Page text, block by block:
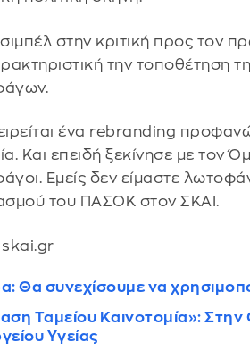
στην κριτική προς τον
την τοποθέτηση
ένα rebranding
Και επειδή ξεκίνησε με τον
Εμείς δεν είμαστε
του ΠΑΣΟΚ στον ΣΚΑΙ.
skai.gr
Θα συνεχίσουμε να
Ταμείου Καινοτομία»:
Υγείας